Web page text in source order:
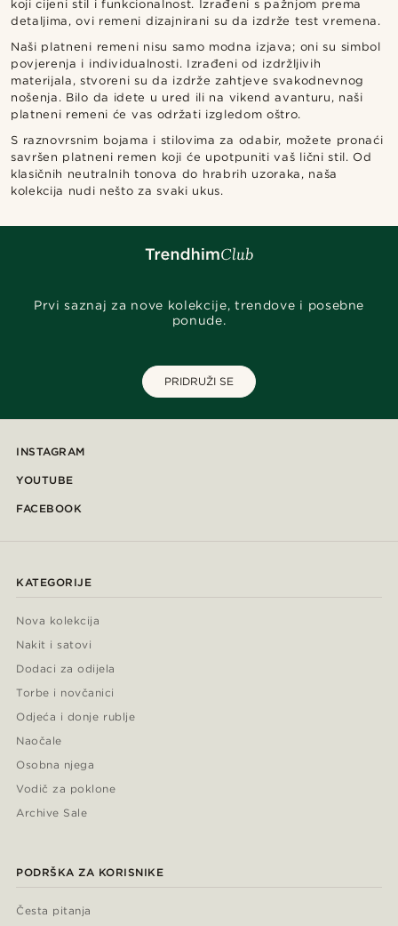
koji cijeni stil i funkcionalnost. Izrađeni s pažnjom prema
detaljima, ovi remeni dizajnirani su da izdrže test vremena.
Naši platneni remeni nisu samo modna izjava; oni su simbol
povjerenja i individualnosti. Izrađeni od izdržljivih
materijala, stvoreni su da izdrže zahtjeve svakodnevnog
nošenja. Bilo da idete u ured ili na vikend avanturu, naši
platneni remeni će vas održati izgledom oštro.
S raznovrsnim bojama i stilovima za odabir, možete pronaći
savršen platneni remen koji će upotpuniti vaš lični stil. Od
klasičnih neutralnih tonova do hrabrih uzoraka, naša
kolekcija nudi nešto za svaki ukus.
Prvi saznaj za nove kolekcije, trendove i posebne
ponude.
PRIDRUŽI SE
INSTAGRAM
YOUTUBE
FACEBOOK
KATEGORIJE
Nova kolekcija
Nakit i satovi
Dodaci za odijela
Torbe i novčanici
Odjeća i donje rublje
Naočale
Osobna njega
Vodič za poklone
Archive Sale
PODRŠKA ZA KORISNIKE
Česta pitanja